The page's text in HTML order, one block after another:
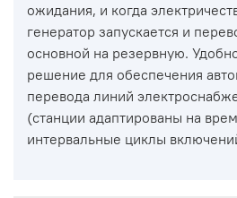
ожидания, и когда
генератор запускается и
основной на резервную.
решение для обеспечения
перевода линий
(станции адаптированы на
интервальные циклы